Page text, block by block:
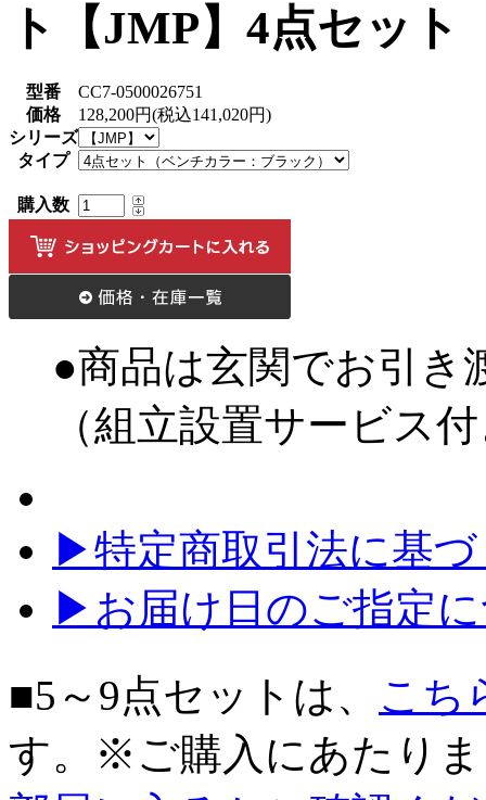
ト【JMP】4点セット
型番
CC7-0500026751
価格
128,200円(税込141,020円)
シリーズ
タイプ
購入数
●商品は玄関でお引き
（組立設置サービス
▶特定商取引法に基
▶お届け日のご指定
■5～9点セットは、 こち
す。※ご購入にあたり